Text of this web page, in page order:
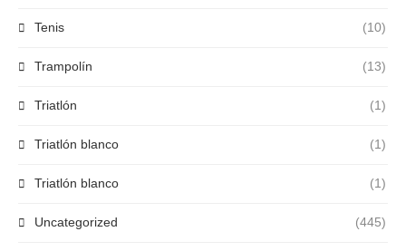
Tenis (10)
Trampolín (13)
Triatlón (1)
Triatlón blanco (1)
Triatlón blanco (1)
Uncategorized (445)